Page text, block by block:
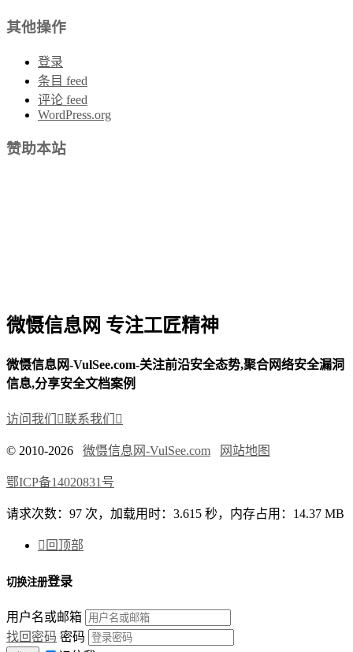
其他操作
登录
条目 feed
评论 feed
WordPress.org
赞助本站
微慑信息网 专注工匠精神
微慑信息网-VulSee.com-关注前沿安全态势,聚合网络安全漏洞
信息,分享安全文档案例
访问我们 联系我们 
© 2010-2026 微慑信息网-VulSee.com 网站地图
鄂ICP备14020831号
请求次数：97 次，加载用时：3.615 秒，内存占用：14.37 MB
 回顶部
切换注册登录
用户名或邮箱
找回密码 密码